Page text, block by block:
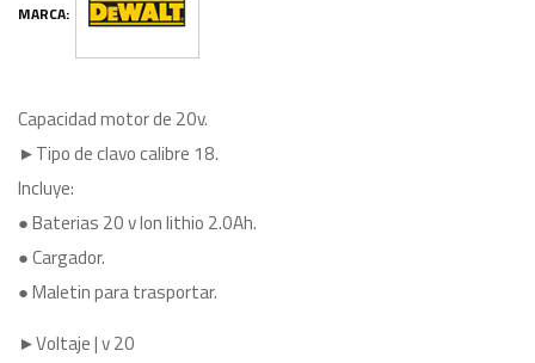
MARCA:
Capacidad motor de 20v.
►Tipo de clavo calibre 18.
Incluye:
● Baterias 20 v Ion lithio 2.0Ah.
● Cargador.
● Maletin para trasportar.
►Voltaje | v 20